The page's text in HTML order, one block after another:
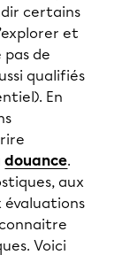
certains
et
pas de
qualifiés
En
douance.
aux
évaluations
Voici